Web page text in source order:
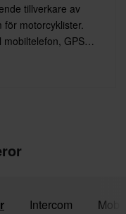
tillverkare av
för motorcyklister.
GPS
du kontakten
Intercom